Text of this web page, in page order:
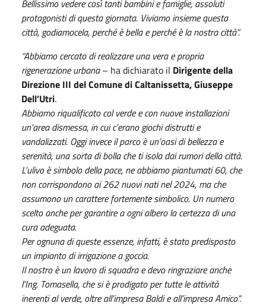
Bellissimo vedere così tanti bambini e famiglie, assoluti
protagonisti di questa giornata. Viviamo insieme questa
città, godiamocela, perché è bella e perché è la nostra città”.
“Abbiamo cercato di realizzare una vera e propria
rigenerazione urbana– ha dichiarato il Dirigente della
Direzione III del Comune di Caltanissetta, Giuseppe
Dell’Utri.
Abbiamo riqualificato col verde e con nuove installazioni
un’area dismessa, in cui c’erano giochi distrutti e
vandalizzati. Oggi invece il parco è un’oasi di bellezza e
serenità, una sorta di bolla che ti isola dai rumori della città.
L’ulivo è simbolo della pace, ne abbiamo piantumati 60, che
non corrispondono ai 262 nuovi nati nel 2024, ma che
assumono un carattere fortemente simbolico. Un numero
scelto anche per garantire a ogni albero la certezza di una
cura adeguata.
Per ognuna di queste essenze, infatti, è stato predisposto
un impianto di irrigazione a goccia.
Il nostro è un lavoro di squadra e devo ringraziare anche
l’Ing. Tomasella, che si è prodigato per tutte le attività
inerenti al verde, oltre all’impresa Baldi e all’impresa Amico”.